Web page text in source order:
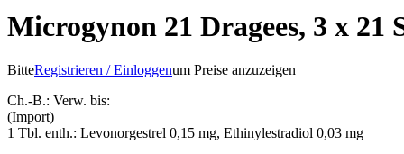
Microgynon 21 Dragees, 3 x 21
BitteRegistrieren / Einloggenum Preise anzuzeigen
Ch.-B.: Verw. bis:
(Import)
1 Tbl. enth.: Levonorgestrel 0,15 mg, Ethinylestradiol 0,03 mg